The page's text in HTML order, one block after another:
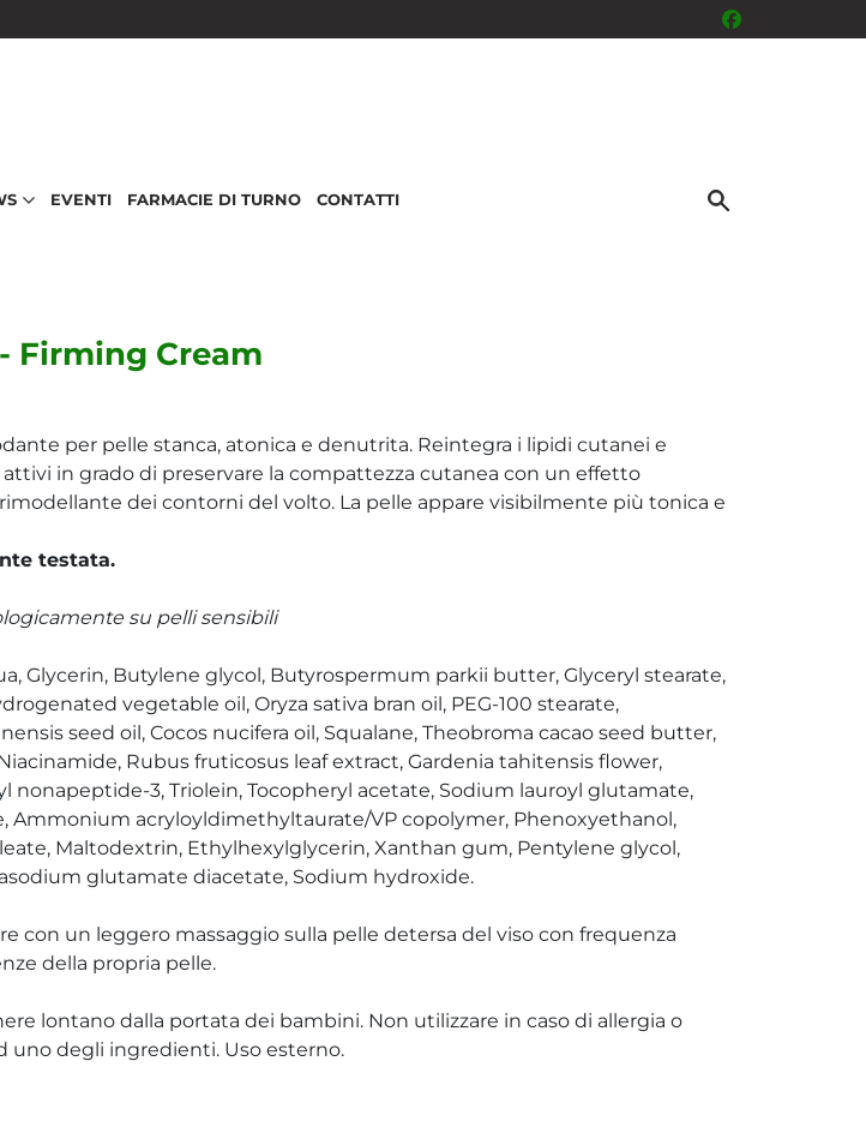
EVENTI FARMACIE DI TURNO CONTATTI
Firming Cream
per pelle stanca, atonica e denutrita. Reintegra i lipidi cutanei e
in grado di preservare la compattezza cutanea con un effetto
dei contorni del volto. La pelle appare visibilmente più tonica e
testata.
su pelli sensibili
Glycerin, Butylene glycol, Butyrospermum parkii butter, Glyceryl stearate,
vegetable oil, Oryza sativa bran oil, PEG-100 stearate,
seed oil, Cocos nucifera oil, Squalane, Theobroma cacao seed butter,
Rubus fruticosus leaf extract, Gardenia tahitensis flower,
nonapeptide-3, Triolein, Tocopheryl acetate, Sodium lauroyl glutamate,
Ammonium acryloyldimethyltaurate/VP copolymer, Phenoxyethanol,
Maltodextrin, Ethylhexylglycerin, Xanthan gum, Pentylene glycol,
glutamate diacetate, Sodium hydroxide.
con un leggero massaggio sulla pelle detersa del viso con frequenza
della propria pelle.
lontano dalla portata dei bambini. Non utilizzare in caso di allergia o
uno degli ingredienti. Uso esterno.